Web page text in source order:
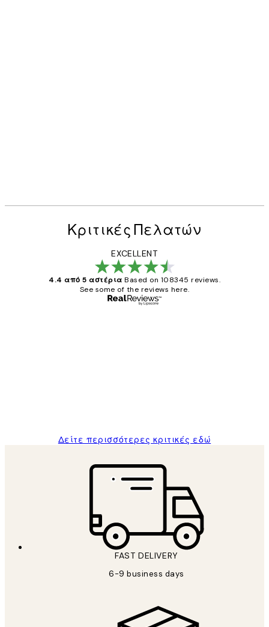
Κριτικές Πελατών
EXCELLENT
4.4 από 5 αστέρια Based on 108345 reviews.
See some of the reviews here.
Δείτε περισσότερες κριτικές εδώ
FAST DELIVERY
6-9 business days